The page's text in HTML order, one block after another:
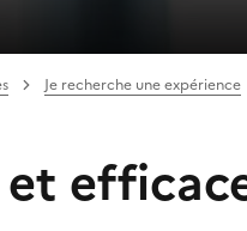
Je recherche une expérience
et